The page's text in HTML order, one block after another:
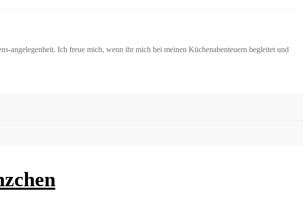
angelegenheit. Ich freue mich, wenn ihr mich bei meinen Küchenabenteuern begleitet und